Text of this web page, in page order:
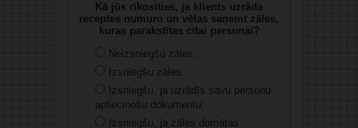
Kā jūs rīkosities, ja klients uzrāda
receptes numuru un vēlas saņemt zāles,
kuras parakstītas citai personai?
Neizsniegšu zāles.
Izsniegšu zāles.
Izsniegšu, ja uzrādīs savu personu
apliecinošu dokumentu.
Izsniegšu, ja zāles domātas